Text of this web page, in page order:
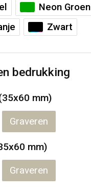
Neon Groen
Zwart
bedrukking
mm)
Graveren
mm)
Graveren